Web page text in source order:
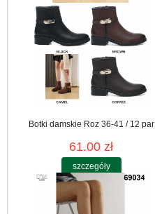
Botki damskie Roz 36-41 / 12 par
61.00 zł
szczegóły